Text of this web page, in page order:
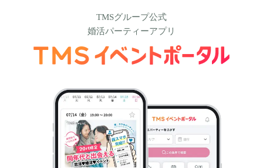
TMSグループ公式
婚活パーティーアプリ